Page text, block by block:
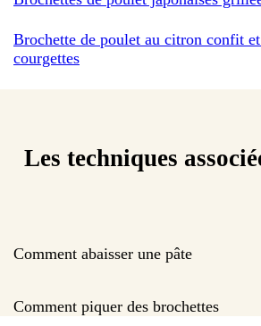
Brochette de poulet au citron confit
courgettes
Les techniques
Comment abaisser une pâte
Comment piquer des brochettes